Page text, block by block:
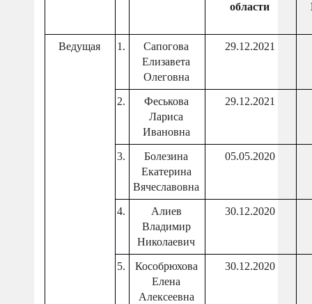
области
Ведущая 1.
Сапогова
Елизавета
Олеговна
29.12.2021
2.
Феськова
Лариса
Ивановна
29.12.2021
3.
Болезина
Екатерина
Вячеславовна
05.05.2020
4.
Алиев
Владимир
Николаевич
30.12.2020
5.
Кособрюхова
Елена
Алексеевна
30.12.2020